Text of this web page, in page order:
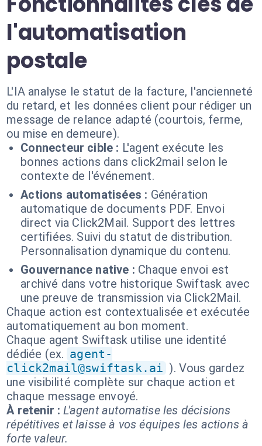
l'automatisation
postale
L'IA analyse le statut de la facture, l'ancienneté
du retard, et les données client pour rédiger un
message de relance adapté (courtois, ferme,
ou mise en demeure).
Connecteur cible : L'agent exécute les
bonnes actions dans click2mail selon le
contexte de l'événement.
Actions automatisées : Génération
automatique de documents PDF. Envoi
direct via Click2Mail. Support des lettres
certifiées. Suivi du statut de distribution.
Personnalisation dynamique du contenu.
Gouvernance native : Chaque envoi est
archivé dans votre historique Swiftask avec
une preuve de transmission via Click2Mail.
Chaque action est contextualisée et exécutée
automatiquement au bon moment.
Chaque agent Swiftask utilise une identité
dédiée (ex. agent-
click2mail@swiftask.ai ). Vous gardez
une visibilité complète sur chaque action et
chaque message envoyé.
À retenir : L'agent automatise les décisions
répétitives et laisse à vos équipes les actions à
forte valeur.